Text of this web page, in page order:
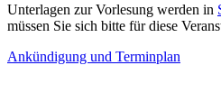
Unterlagen zur Vorlesung werden in
müssen Sie sich bitte für diese
Ankündigung und Terminplan